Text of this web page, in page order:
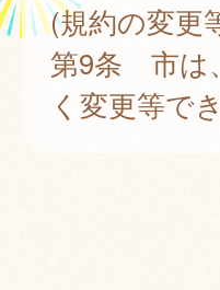
(規約の変更
第9条 市は
く変更等で